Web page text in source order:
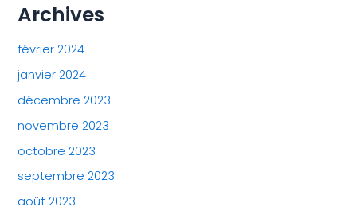
Archives
février 2024
janvier 2024
décembre 2023
novembre 2023
octobre 2023
septembre 2023
août 2023